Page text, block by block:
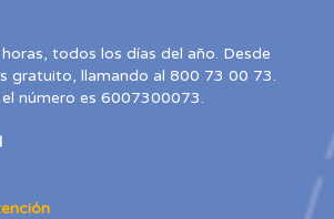
todos los días del año. Desde
gratuito, llamando al 800 73 00 73.
el número es 6007300073.